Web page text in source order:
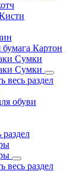
бумага Картон
Сумки
Сумки
весь раздел
обуви
раздел
весь раздел